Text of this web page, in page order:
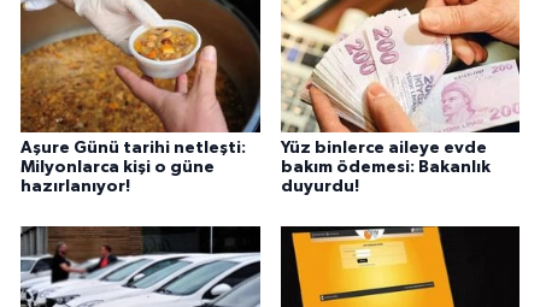
Aşure Günü tarihi netleşti:
Milyonlarca kişi o güne
hazırlanıyor!
Yüz binlerce aileye evde
bakım ödemesi: Bakanlık
duyurdu!